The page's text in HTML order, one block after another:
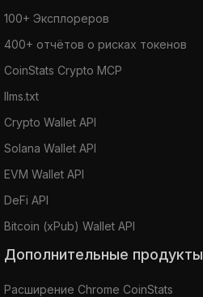
100+ Эксплореров
400+ отчётов о рисках токенов
CoinStats Crypto MCP
llms.txt
Crypto Wallet API
Solana Wallet API
EVM Wallet API
DeFi API
Bitcoin (xPub) Wallet API
Дополнительные продукты
Расширение Chrome CoinStats